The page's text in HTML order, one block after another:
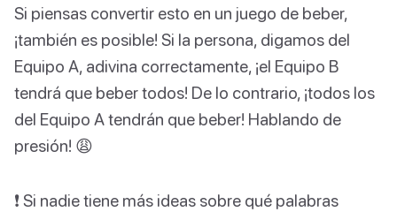
Si piensas convertir esto en un juego de beber,
¡también es posible! Si la persona, digamos del
Equipo A, adivina correctamente, ¡el Equipo B
tendrá que beber todos! De lo contrario, ¡todos los
del Equipo A tendrán que beber! Hablando de
presión! 😩
❗️ Si nadie tiene más ideas sobre qué palabras